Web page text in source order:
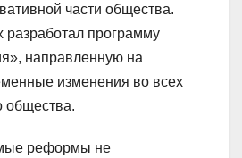
части общества.
разработал программу
направленную на
изменения во всех
общества.
реформы не